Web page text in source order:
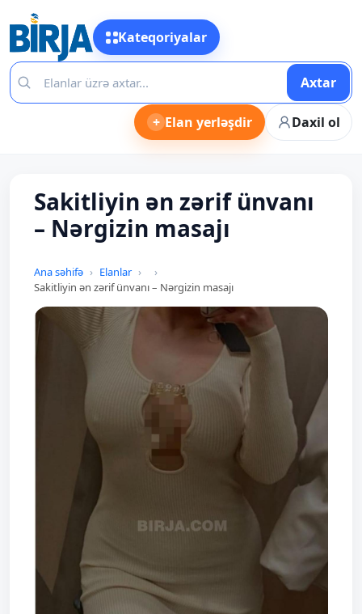
Kateqoriyalar
Axtar
+ Elan yerləşdir Daxil ol
Sakitliyin ən zərif ünvanı
– Nərgizin masajı
Ana səhifə
Elanlar
Sakitliyin ən zərif ünvanı – Nərgizin masajı